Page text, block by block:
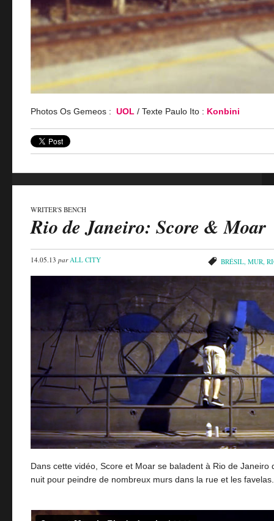
Photos Os Gemeos : UOL / Texte Paulo Ito : Konbini
WRITER'S BENCH
Rio de Janeiro: Score & Moar
14.05.13 parALL CITY BRÉSIL, MUR,
Dans cette vidéo, Score et Moar se baladent à Rio de Janeiro
nuit pour peindre de nombreux murs dans la rue et les favelas.